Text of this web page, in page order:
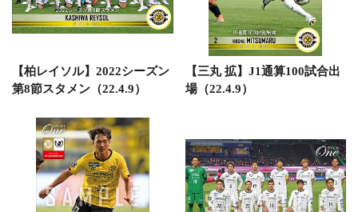
【柏レイソル】2022シーズン
第8節スタメン（22.4.9）
【三丸 拡】J1通算100試合出
場（22.4.9）